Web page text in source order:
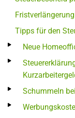
Tipps für den
Neue
Schummeln